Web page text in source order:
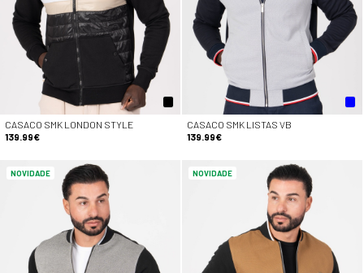
CASACO SMK LONDON STYLE
139.99€
CASACO SMK LISTAS VB
139.99€
NOVIDADE NOVIDADE